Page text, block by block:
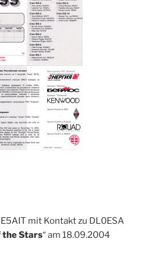
mit Kontakt zu DL0ESA
the Stars“ am 18.09.2004